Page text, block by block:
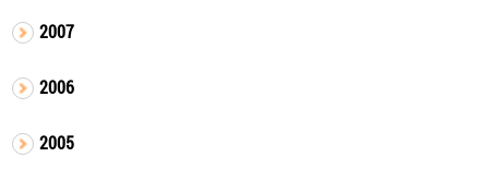
2007
2006
2005